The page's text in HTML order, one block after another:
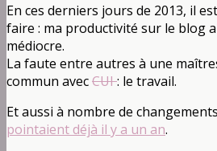
En ces derniers jours de 2013, il
faire : ma productivité sur le blog
médiocre.
La faute entre autres à une
commun avecCUI: le travail.
Et aussi à nombre de
pointaient déjà il y a un an.